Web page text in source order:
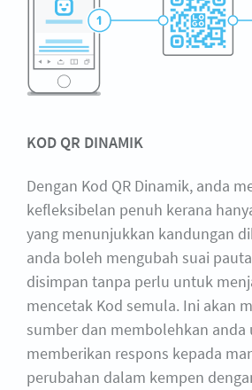
KOD QR DINAMIK
Dengan Kod QR Dinamik, anda
kefleksibelan penuh kerana
yang menunjukkan kandungan
anda boleh mengubah suai
disimpan tanpa perlu untuk
mencetak Kod semula. Ini akan
sumber dan membolehkan anda
memberikan respons kepada
perubahan dalam kempen